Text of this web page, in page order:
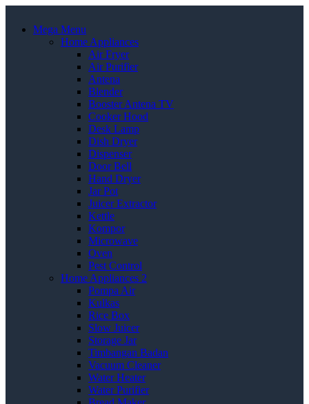
Mega Menu
Home Appliances
Air Fryer
Air Purifier
Antena
Blender
Booster Antena TV
Cooker Hood
Desk Lamp
Dish Dryer
Dispenser
Door Bell
Hand Dryer
Jar Pot
Juicer Extractor
Kettle
Kompor
Microwave
Oven
Pest Control
Home Appliances 2
Pompa Air
Kulkas
Rice Box
Slow Juicer
Storage Jar
Timbangan Badan
Vacuum Cleaner
Water Heater
Water Purifier